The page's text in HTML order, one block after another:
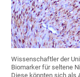
Wissenschaftler der
Biomarker für seltene
Diese könnten sich als